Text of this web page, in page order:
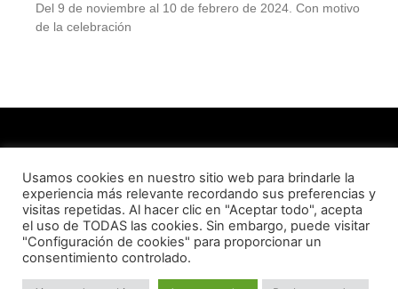
Del 9 de noviembre al 10 de febrero de 2024. Con motivo
de la celebración
QUIENES SOMOS CONTACTO AVISO LEGAL
POLITICA DE PRIVACIDAD
© Essència Barceloneta 2023
Usamos cookies en nuestro sitio web para brindarle la
experiencia más relevante recordando sus preferencias y
visitas repetidas. Al hacer clic en "Aceptar todo", acepta
el uso de TODAS las cookies. Sin embargo, puede visitar
"Configuración de cookies" para proporcionar un
consentimiento controlado.